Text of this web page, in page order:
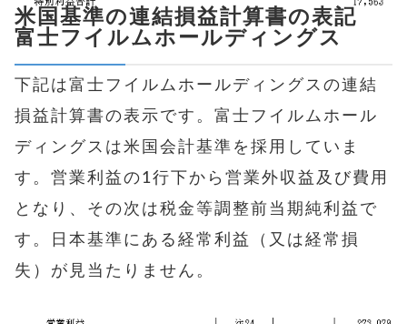
米国基準の連結損益計算書の表記
富士フイルムホールディングス
下記は富士フイルムホールディングスの連結
損益計算書の表示です。富士フイルムホール
ディングスは米国会計基準を採用していま
す。営業利益の1行下から営業外収益及び費用
となり、その次は税金等調整前当期純利益で
す。日本基準にある経常利益（又は経常損
失）が見当たりません。